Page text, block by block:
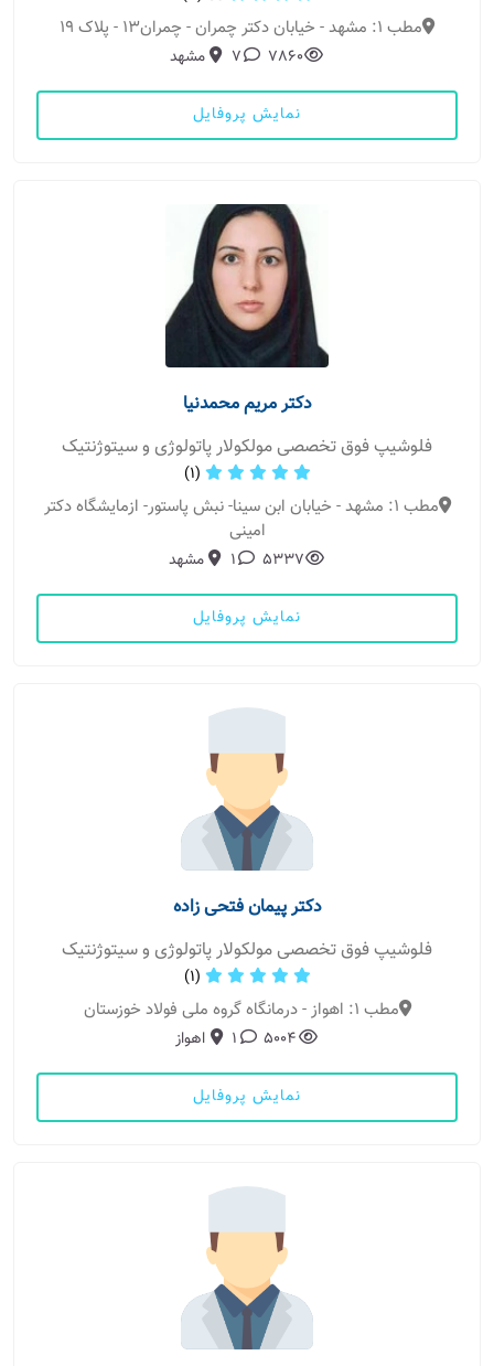
مطب 1: مشهد - خیابان دکتر چمران - چمران13 - پلاک 19
7860
7 مشهد
نمایش پروفایل
دکتر مریم محمدنیا
فلوشیپ فوق تخصصی مولکولار پاتولوژی و سیتوژنتیک
(1)
مطب 1: مشهد - خیابان ابن سینا- نبش پاستور- ازمایشگاه دکتر
امینی
5337
1 مشهد
نمایش پروفایل
دکتر پیمان فتحی زاده
فلوشیپ فوق تخصصی مولکولار پاتولوژی و سیتوژنتیک
(1)
مطب 1: اهواز - درمانگاه گروه ملی فولاد خوزستان
5004
1 اهواز
نمایش پروفایل